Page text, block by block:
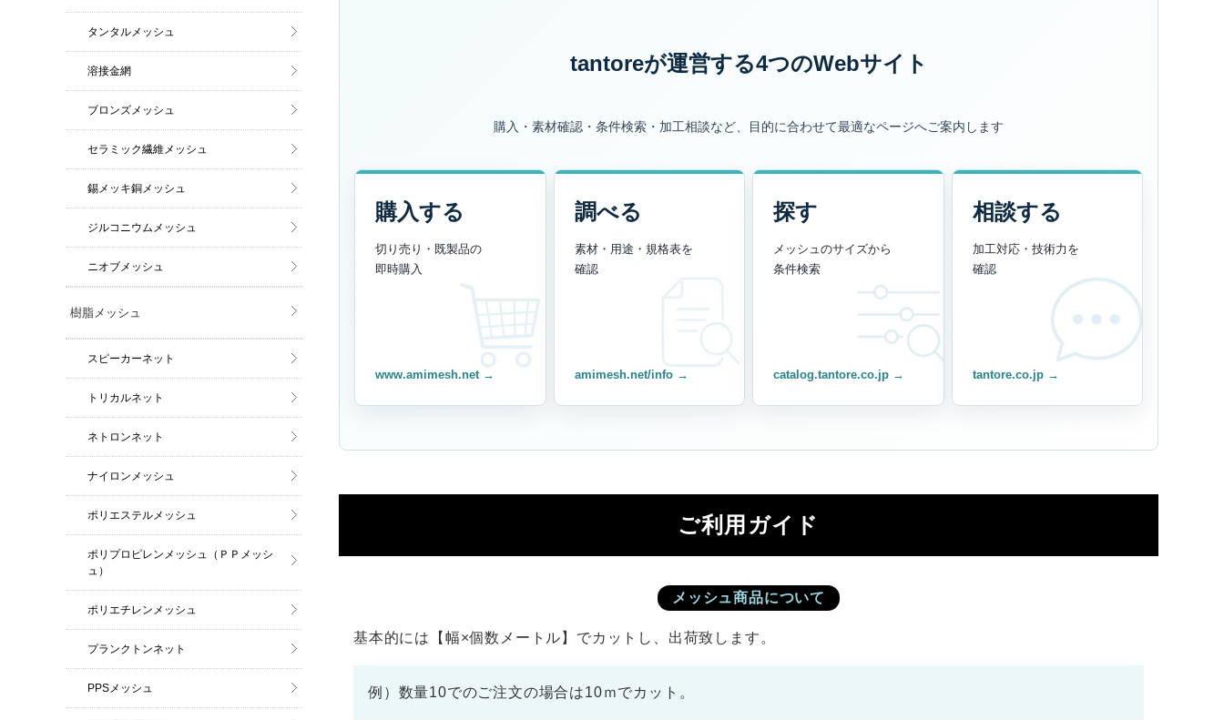
tantoreが運営する4つのWebサイト
購入・素材確認・条件検索・加工相談など、目的に合わせて最適なページへご案内します
購入する
切り売り・既製品の
即時購入
www.amimesh.net →
調べる
素材・用途・規格表を
確認
amimesh.net/info →
探す
メッシュのサイズから
条件検索
catalog.tantore.co.jp →
相談する
加工対応・技術力を
確認
tantore.co.jp →
ご利用ガイド
メッシュ商品について
基本的には【幅×個数メートル】でカットし、出荷致します。
例）数量10でのご注文の場合は10ｍでカット。
タンタルメッシュ
溶接金網
ブロンズメッシュ
セラミック繊維メッシュ
錫メッキ銅メッシュ
ジルコニウムメッシュ
ニオブメッシュ
樹脂メッシュ
スピーカーネット
トリカルネット
ネトロンネット
ナイロンメッシュ
ポリエステルメッシュ
ポリプロピレンメッシュ（ＰＰメッシ
ュ）
ポリエチレンメッシュ
プランクトンネット
PPSメッシュ